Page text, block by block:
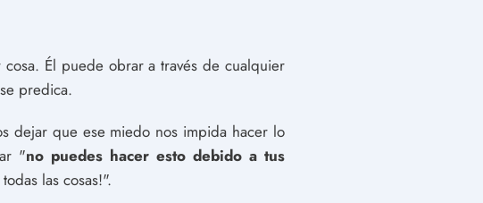
Él puede obrar a través de cualquier
predica.
dejar que ese miedo nos impida hacer lo
"no puedes hacer esto debido a tus
las cosas!".